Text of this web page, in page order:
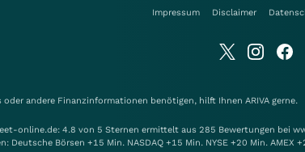
Impressum
Disclaimer
oder andere Finanzinformationen benötigen, hilft Ihnen ARIVA gerne.
online.de: 4.8 von 5 Sternen ermittelt aus 285 Bewertungen bei
Deutsche Börsen +15 Min. NASDAQ +15 Min. NYSE +20 Min. AMEX